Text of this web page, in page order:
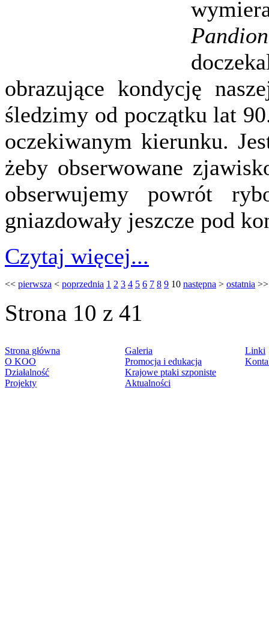
obrazujące kondycję
śledzimy od początku lat
oczekiwanym kierunku.
żeby obserwowane
obserwujemy powrót
gniazdowały jeszcze pod
Czytaj więcej...
<< pierwsza < poprzednia 1 2 3 4 5 6 7 8 9 10 następna > ostatnia >>
Strona 10 z 41
Strona główna
O KOO
Działalność
Projekty
Galeria
Promocja i edukacja
Krajowe ptaki szponiste
Aktualności
Linki